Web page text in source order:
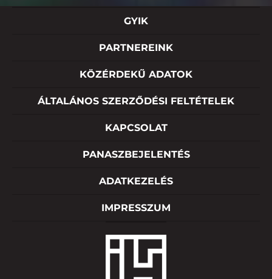
GYIK
PARTNEREINK
KÖZÉRDEKŰ ADATOK
ÁLTALÁNOS SZERZŐDÉSI FELTÉTELEK
KAPCSOLAT
PANASZBEJELENTÉS
ADATKEZELÉS
IMPRESSZUM